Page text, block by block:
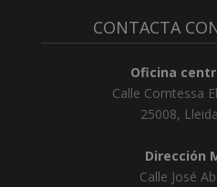
CONTACTA
Oficina
Calle Comtessa
25008, Lleida
Dirección
Calle José